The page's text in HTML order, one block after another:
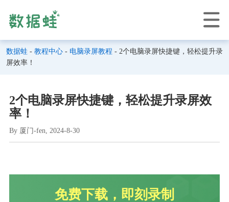
数据蛙 - 教程中心 - 电脑录屏教程 - 2个电脑录屏快捷键，轻松提升录
屏效率！
2个电脑录屏快捷键，轻松提升录屏效
率！
By 厦门-fen, 2024-8-30
免费下载，即刻录制